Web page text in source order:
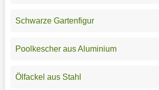
Schwarze Gartenfigur
Poolkescher aus Aluminium
Ölfackel aus Stahl